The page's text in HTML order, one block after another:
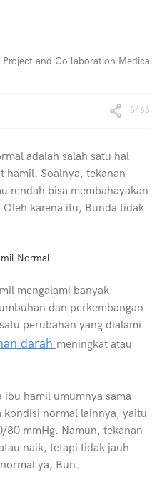
Project and Collaboration Medical
5466
adalah salah satu hal
hamil. Soalnya, tekanan
rendah bisa membahayakan
karena itu, Bunda tidak
Normal
mengalami banyak
dan perkembangan
perubahan yang dialami
darah meningkat atau
ibu hamil umumnya sama
kondisi normal lainnya, yaitu
mmHg. Namun, tekanan
naik, tetapi tidak jauh
ya, Bun.